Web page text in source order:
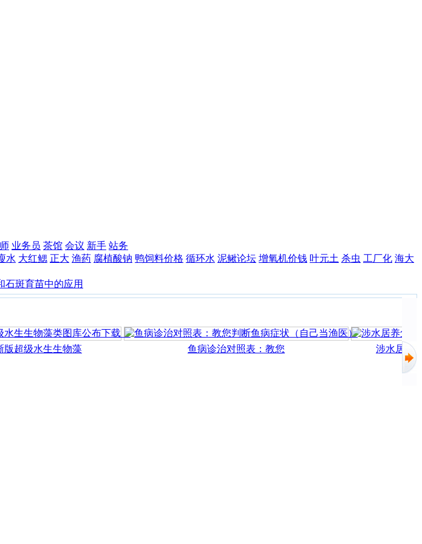
业务员 茶馆 会议 新手 站务
水 大红鳃 正大 渔药 腐植酸钠 鸭饲料价格 循环水 泥鳅论坛 增氧机价钱 叶元土 杀虫 工厂化 海大
石斑育苗中的应用
超级水生生物藻 鱼病诊治对照表：教您 涉水居养